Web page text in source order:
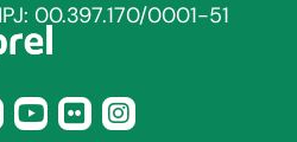
00.397.170/0001-51